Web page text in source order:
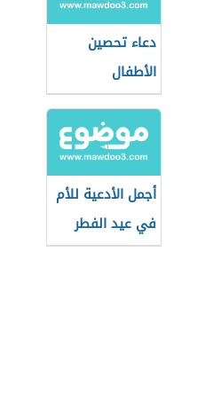
دعاء تحصين
الأطفال
أجمل الأدعية للأم
في عيد الفطر